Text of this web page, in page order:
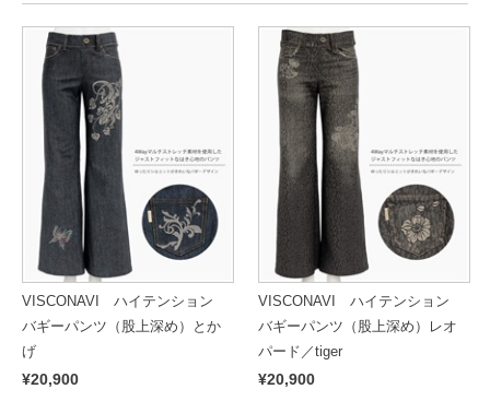
VISCONAVI ハイテンション
バギーパンツ（股上深め）とか
げ
¥20,900
VISCONAVI ハイテンション
バギーパンツ（股上深め）レオ
パード／tiger
¥20,900